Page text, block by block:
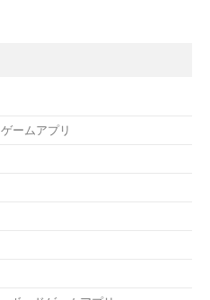
ームアプリ